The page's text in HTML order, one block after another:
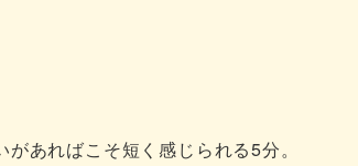
あればこそ短く感じられる5分。